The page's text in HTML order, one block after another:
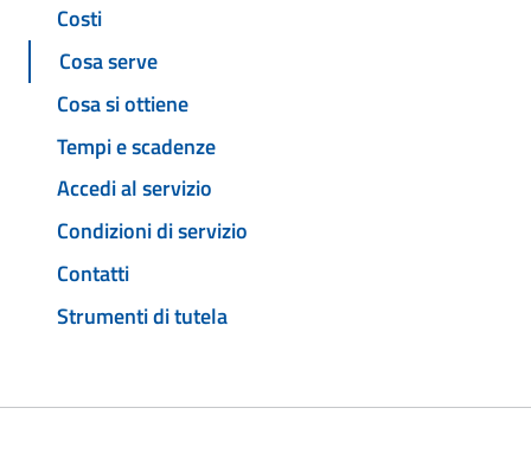
Costi
Cosa serve
Cosa si ottiene
Tempi e scadenze
Accedi al servizio
Condizioni di servizio
Contatti
Strumenti di tutela